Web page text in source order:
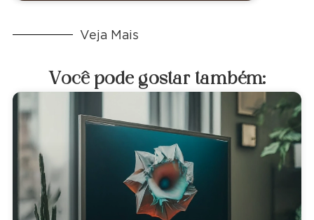
Veja Mais
Você pode gostar também: